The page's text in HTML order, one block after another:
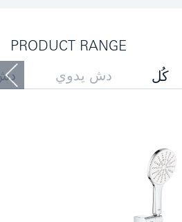
PRODUCT RANGE
كُل دش يدوي